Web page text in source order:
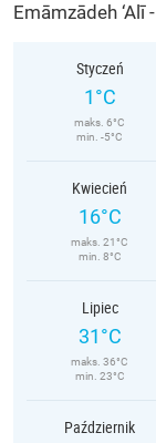
Emāmzādeh
Styczeń
1°C
maks. 6°C
min. -5°C
Kwiecień
16°C
maks. 21°C
min. 8°C
Lipiec
31°C
maks. 36°C
min. 23°C
Październik